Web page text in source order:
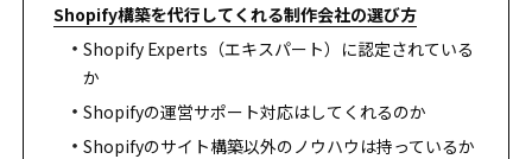
Shopify構築を代行してくれる制作会社の選び方
Shopify Experts（エキスパート）に認定されている
か
Shopifyの運営サポート対応はしてくれるのか
Shopifyのサイト構築以外のノウハウは持っているか